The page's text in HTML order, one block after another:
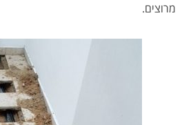
מרוצים.